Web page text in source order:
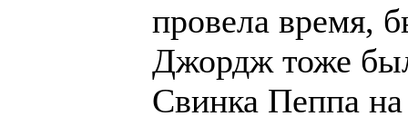
провела время,
Джордж тоже
Свинка Пеппа на